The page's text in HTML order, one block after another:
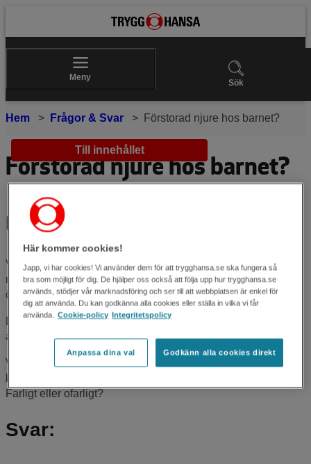
Till innehållet
Meny
Sök
Hem Frågor & Svar Förstorad njure hos barnet?
Förstorad njure hos barnet?
Fråga:
Vi väntar en dotter vars ena njure var aningen större än
normalt vidrutinultraljudet(7 mm mot normala 5 mm. Var det
över 10 var det visst allvarligare.)
Läkaren tyckte sig också se att den ena njuren som var
aningen förstorad hade dubbla njurbäcken.Under
Vad innebär dubbla njurbäcken/urinledare? Innebär det
komplikationer, medicinering eller annat? Hur vanligt är det?
Farligt eller ofarligt?
Svar:
Här kommer cookies!
Japp, vi har cookies! Vi använder dem för att trygghansa.se ska fungera så
bra som möjligt för dig. De hjälper oss också att följa upp hur trygghansa.se
används, stödjer vår marknadsföring och ser till att webbplatsen är enkel för
dig att använda. Du kan godkänna alla cookies eller ställa in vilka vi får
använda. Cookie-policy Integritetspolicy
Anpassa dina val Godkänn alla cookies direkt